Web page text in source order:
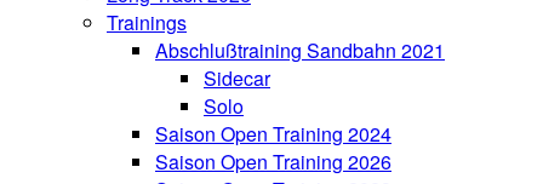
Trainings
Abschlußtraining Sandbahn 2021
Sidecar
Solo
Saison Open Training 2024
Saison Open Training 2026